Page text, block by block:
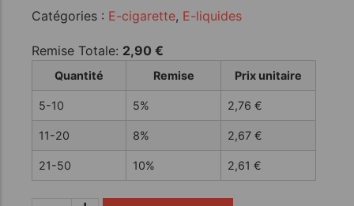
Catégories : E-cigarette, E-liquides
Remise Totale: 2,90 €
Quantité Remise Prix unitaire
5-10 5% 2,76 €
11-20 8% 2,67 €
21-50 10% 2,61 €